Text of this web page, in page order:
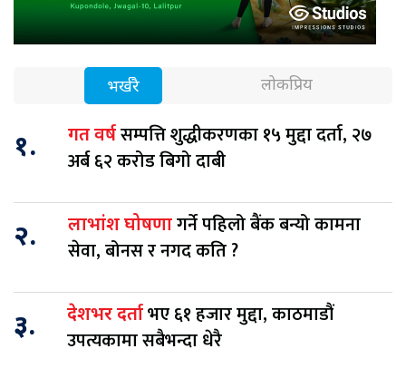
भर्खरै लोकप्रिय
१. गत वर्षसम्पत्ति शुद्धीकरणका १५ मुद्दा दर्ता, २७
अर्ब ६२ करोड बिगो दाबी
२. लाभांश घोषणागर्ने पहिलो बैंक बन्यो कामना
सेवा, बोनस र नगद कति ?
३. देशभर दर्ताभए ६१ हजार मुद्दा, काठमाडौं
उपत्यकामा सबैभन्दा धेरै